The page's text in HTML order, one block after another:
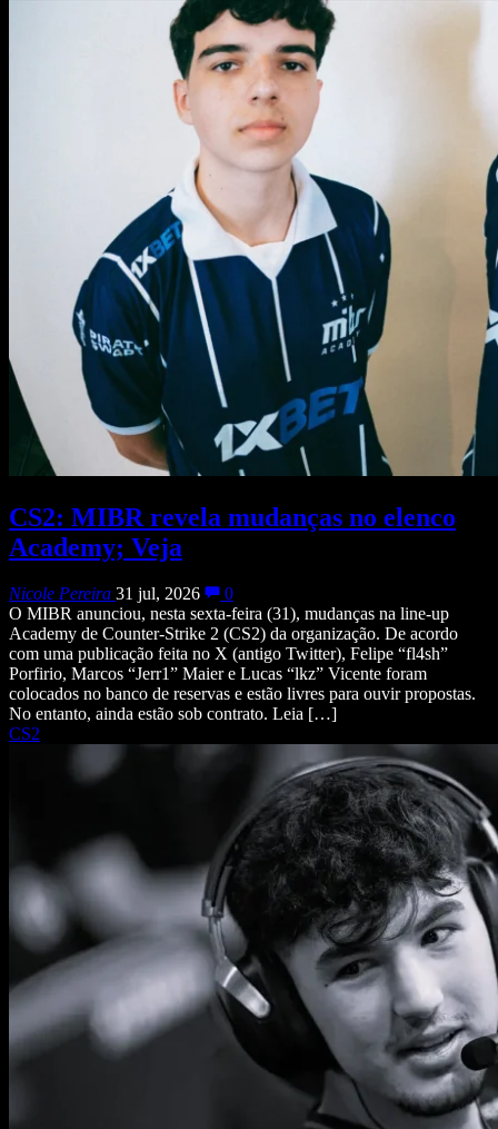
CS2: MIBR revela mudanças no elenco
Academy; Veja
Nicole Pereira 31 jul, 2026
0
O MIBR anunciou, nesta sexta-feira (31), mudanças na line-up
Academy de Counter-Strike 2 (CS2) da organização. De acordo
com uma publicação feita no X (antigo Twitter), Felipe “fl4sh”
Porfirio, Marcos “Jerr1” Maier e Lucas “lkz” Vicente foram
colocados no banco de reservas e estão livres para ouvir propostas.
No entanto, ainda estão sob contrato. Leia […]
CS2